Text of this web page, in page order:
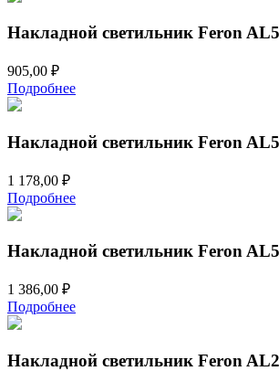
416,00 ₽.
Накладной светильник Feron
905,00 ₽
Подробнее
Накладной светильник Feron
1 178,00 ₽
Подробнее
Накладной светильник Feron
1 386,00 ₽
Подробнее
Накладной светильник Feron